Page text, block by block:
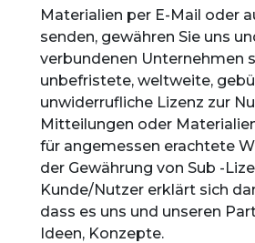
Materialien per E-Mail oder
senden, gewähren Sie uns
verbundenen Unternehmen
unbefristete, weltweite,
unwiderrufliche Lizenz zur
Mitteilungen oder
für angemessen erachtete
der Gewährung von Sub -
Kunde/Nutzer erklärt sich
dass es uns und unseren
Ideen, Konzepte.